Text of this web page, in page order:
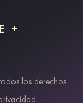
los derechos.